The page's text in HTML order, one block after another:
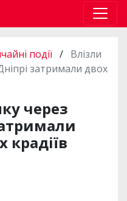
події / Влізли
затримали двох
через
крадіїв